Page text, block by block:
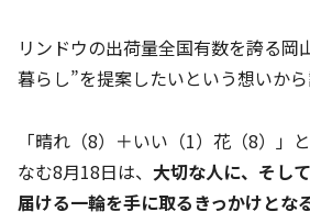
リンドウの出荷量全国有数を誇る岡
暮らし”を提案したいという想いか
「晴れ（8）＋いい（1）花（8）」
なむ8月18日は、 大切な人に、そし
届ける一輪を手に取るきっかけとな